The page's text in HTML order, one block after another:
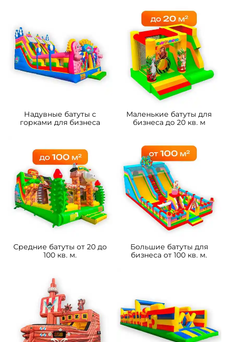
Надувные батуты с
горками для бизнеса
Маленькие батуты для
бизнеса до 20 кв. м
Средние батуты от 20 до
100 кв. м.
Большие батуты для
бизнеса от 100 кв. м.